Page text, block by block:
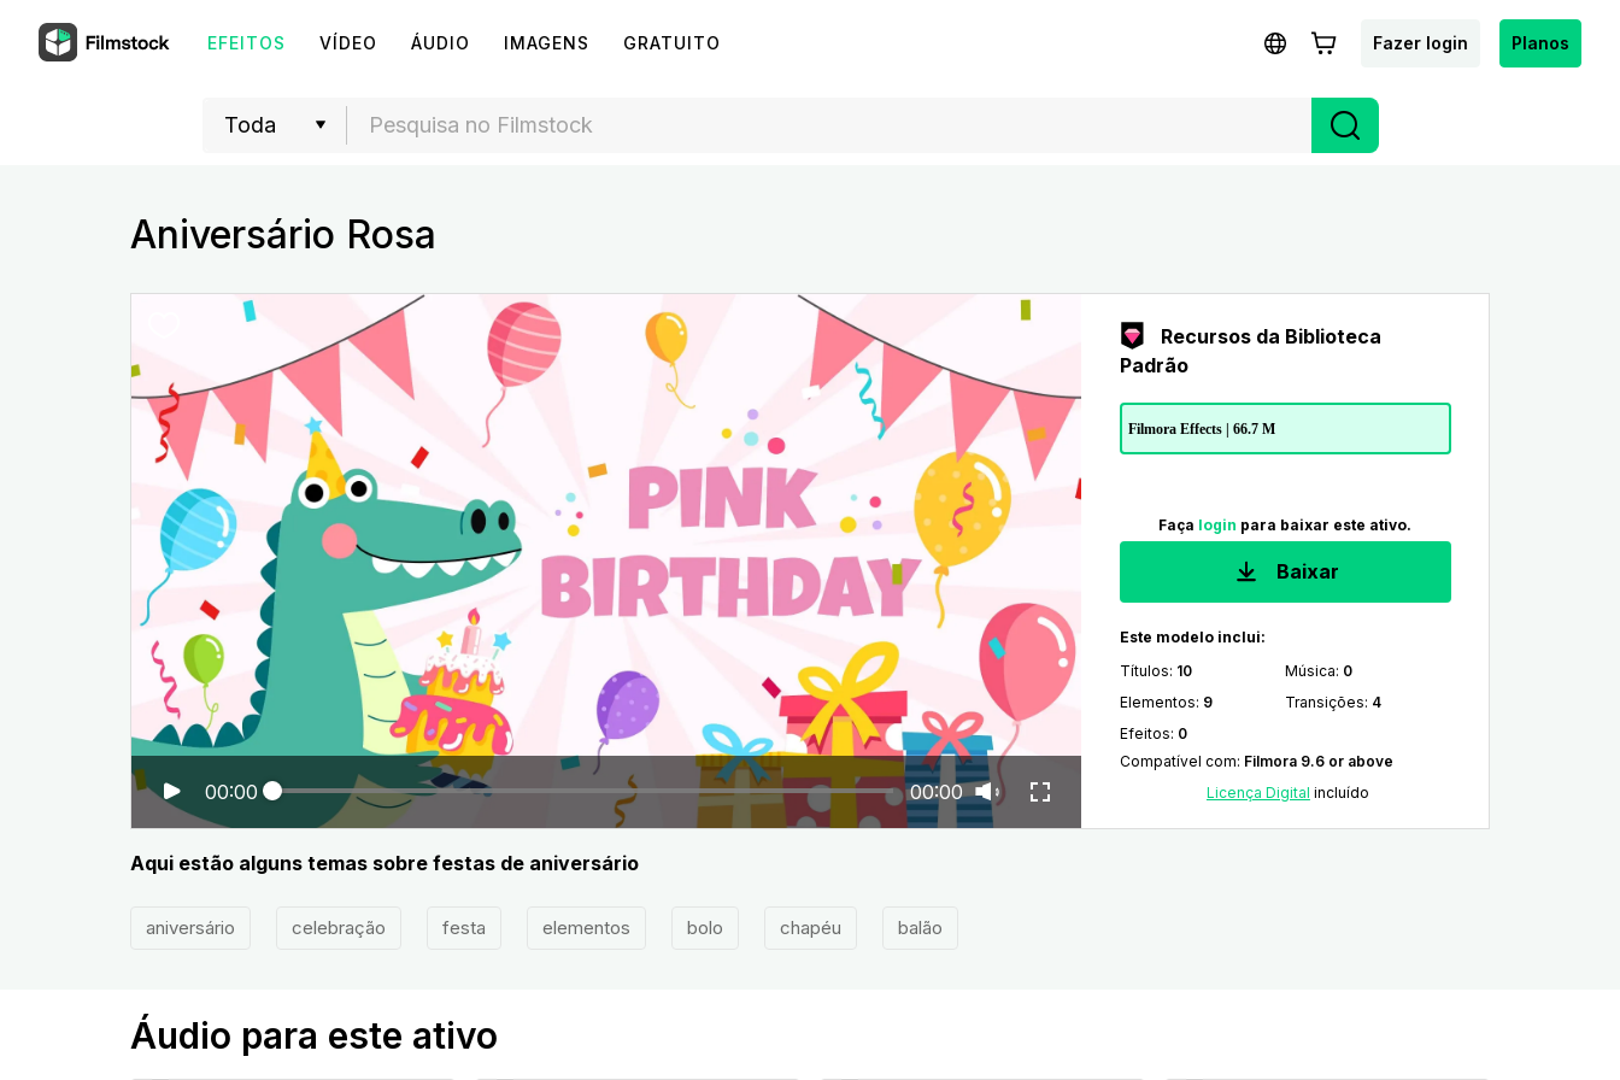
EFEITOS VÍDEO ÁUDIO IMAGENS GRATUITO Fazer login Planos
Aniversário Rosa
00:00 00:00
Recursos da Biblioteca
Padrão
Filmora Effects | 66.7 M
Faça login para baixar este ativo.
Baixar
Este modelo inclui:
Títulos: 10 Música: 0
Elementos: 9 Transições: 4
Efeitos: 0
Compatível com: Filmora 9.6 or above
Licença Digital incluído
Aqui estão alguns temas sobre festas de aniversário
aniversário celebração festa elementos bolo chapéu balão
Áudio para este ativo